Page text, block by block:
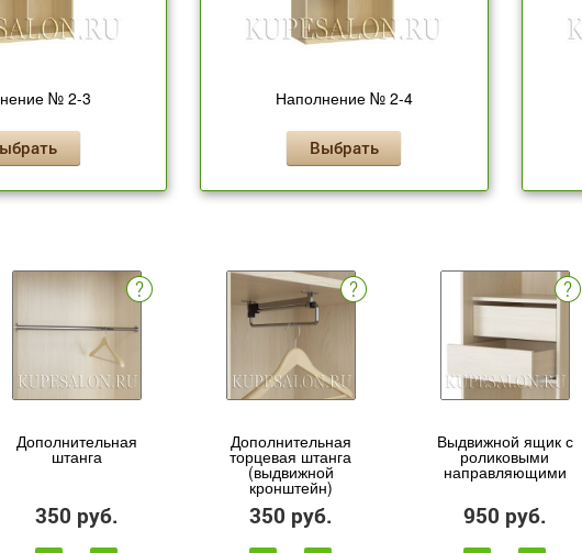
№ 2-3 Наполнение № 2-4
Выбрать
Дополнительная
штанга
350 руб.
Дополнительная
торцевая штанга
(выдвижной
кронштейн)
350 руб.
Выдвижной ящик с
роликовыми
направляющими
950 руб.